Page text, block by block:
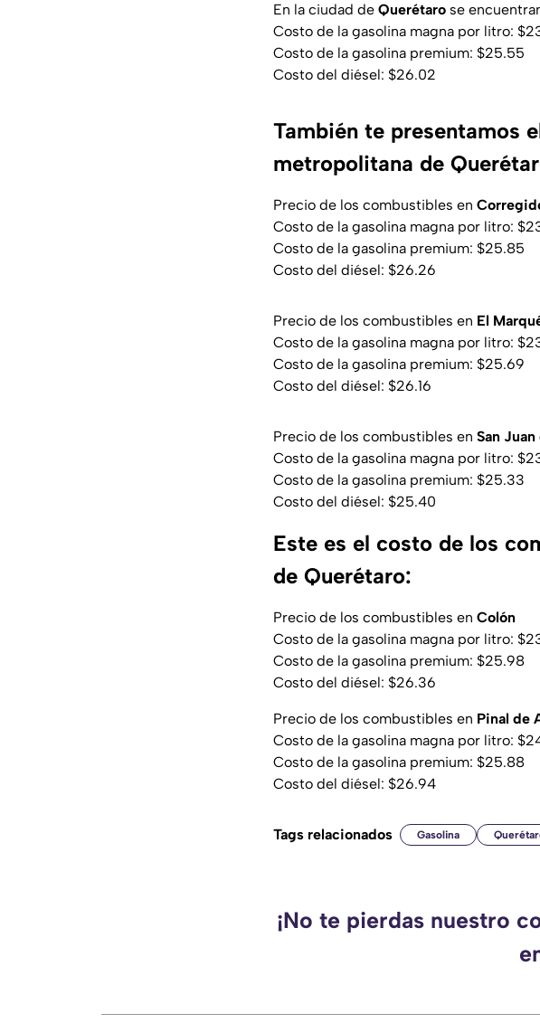
En la ciudad de Querétaro se
Costo de la gasolina magna por litro:
Costo de la gasolina premium: $25.55
Costo del diésel: $26.02
También te presentamos
metropolitana de
Precio de los combustibles en
Costo de la gasolina magna por litro:
Costo de la gasolina premium: $25.85
Costo del diésel: $26.26
Precio de los combustibles en El
Costo de la gasolina magna por litro:
Costo de la gasolina premium: $25.69
Costo del diésel: $26.16
Precio de los combustibles en San
Costo de la gasolina magna por litro:
Costo de la gasolina premium: $25.33
Costo del diésel: $25.40
Este es el costo de los
de Querétaro:
Precio de los combustibles en Colón
Costo de la gasolina magna por litro:
Costo de la gasolina premium: $25.98
Costo del diésel: $26.36
Precio de los combustibles en Pinal de
Costo de la gasolina magna por litro:
Costo de la gasolina premium: $25.88
Costo del diésel: $26.94
Tags relacionados Gasolina
¡No te pierdas nuestro